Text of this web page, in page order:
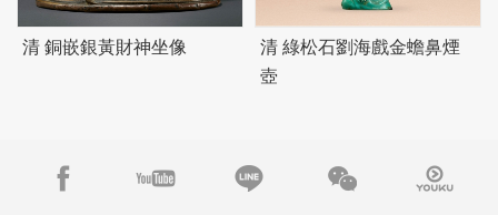
清 銅嵌銀黃財神坐像
清 綠松石劉海戲金蟾鼻煙
壺